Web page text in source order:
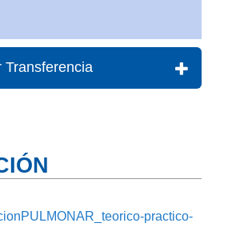
practico-
Transferencia